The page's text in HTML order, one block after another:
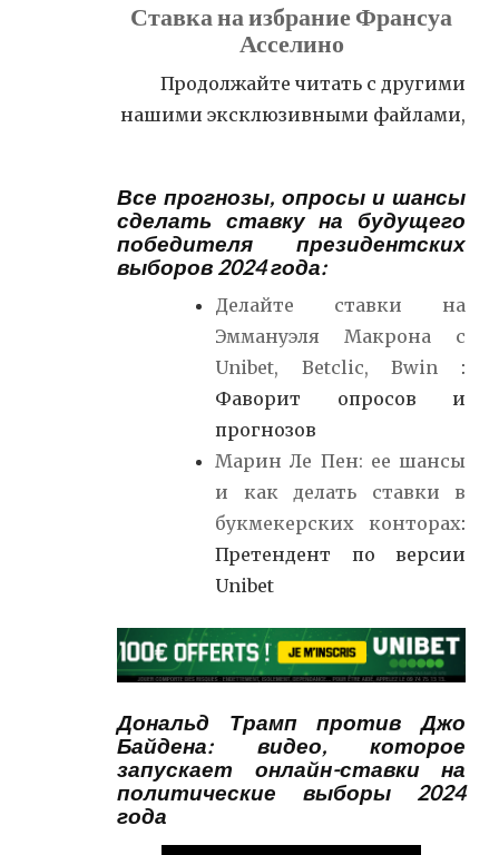
Ставка на избрание Франсуа
Асселино
Продолжайте читать с другими
нашими эксклюзивными файлами,
Все прогнозы, опросы и шансы
сделать ставку на будущего
победителя президентских
выборов 2024 года:
Делайте ставки на
Эммануэля Макрона с
Unibet, Betclic, Bwin :
Фаворит опросов и
прогнозов
Марин Ле Пен: ее шансы
и как делать ставки в
букмекерских конторах:
Претендент по версии
Unibet
Дональд Трамп против Джо
Байдена: видео, которое
запускает онлайн-ставки на
политические выборы 2024
года